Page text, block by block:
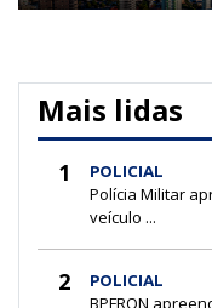
Mais lidas
1 POLICIAL
Polícia Militar
veículo ...
2 POLICIAL
BPFRON